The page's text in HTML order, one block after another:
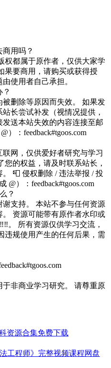
用吗？
权都属于原作者，仅供大家学
果要商用，请购买或获得授
使用者自己承担。
删除等原因而失效。 如果发
长尝试补发（视情况提供，
送本站失效的内容连接至邮
）：feedback#tgoos.com
网，仅供爱好者研究与学习
您的权益，请及时联系站长，
📮 侵权删除 / 违法举报 / 投
@）：feedback#tgoos.com
？
支持。 本站不参与任何资源
资源可能带有原作者水印或
。 所有资源仅供学习交流，
违规使用产生的任何后果，需
非商业学习研究。 请尊重原
资源合集免费下载
工程师》完整视频课程网盘